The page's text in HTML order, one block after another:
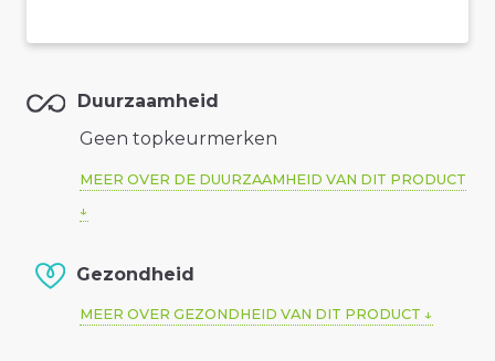
Duurzaamheid
Geen topkeurmerken
MEER OVER DE DUURZAAMHEID VAN DIT PRODUCT
Gezondheid
MEER OVER GEZONDHEID VAN DIT PRODUCT